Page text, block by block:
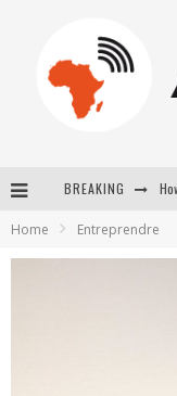
BREAKING
Home Entreprendre